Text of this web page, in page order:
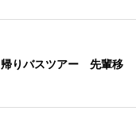
帰りバスツアー 先輩移